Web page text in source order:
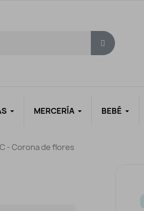
MERCERÍA BEBÉ
- Corona de flores